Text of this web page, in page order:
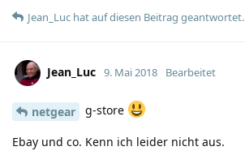
Jean_Luc hatauf diesen Beitrag geantwortet.
Jean_Luc 9. Mai 2018 Bearbeitet
netgear g-store
Ebay und co. Kenn ich leider nicht aus.